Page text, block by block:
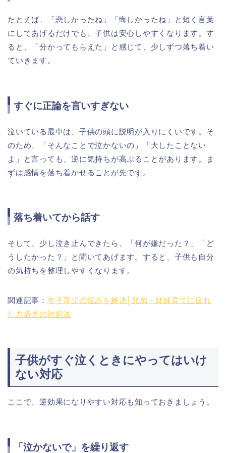
たとえば、「悲しかったね」「悔しかったね」と短く言葉
にしてあげるだけでも、子供は安心しやすくなります。す
ると、「分かってもらえた」と感じて、少しずつ落ち着い
ていきます。
すぐに正論を言いすぎない
泣いている最中は、子供の頭に説明が入りにくいです。そ
のため、「そんなことで泣かないの」「大したことない
よ」と言っても、逆に気持ちが高ぶることがあります。ま
ずは感情を落ち着かせることが先です。
落ち着いてから話す
そして、少し泣き止んできたら、「何が嫌だった？」「ど
うしたかった？」と聞いてあげます。すると、子供も自分
の気持ちを整理しやすくなります。
関連記事： 年子育児の悩みを解決│兄弟・姉妹育てに疲れ
た方必見の対処法
子供がすぐ泣くときにやってはいけ
ない対応
ここで、逆効果になりやすい対応も知っておきましょう。
「泣かないで」を繰り返す